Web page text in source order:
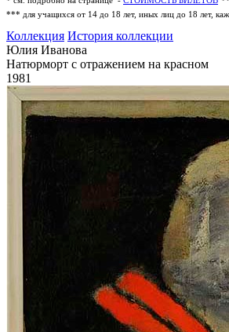
*** для учащихся от 14 до 18 лет, иных лиц до 18 лет,
Коллекция История коллекции
Юлия Иванова
Натюрморт с отражением на красном
1981